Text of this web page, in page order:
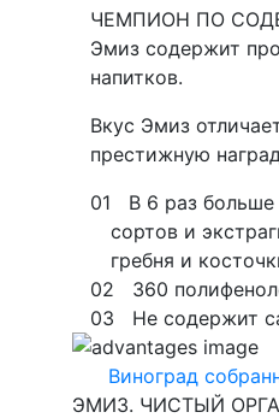
ЧЕМПИОН ПО
Эмиз содержит
напитков.
Вкус Эмиз
престижную
01
В 6 раз
сортов и
гребня и
02
360
03
Не содержит
Виноград
ЭМИЗ. ЧИСТЫЙ